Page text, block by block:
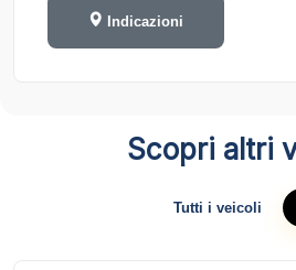
Indicazioni
Scopri altri
Tutti i veicoli